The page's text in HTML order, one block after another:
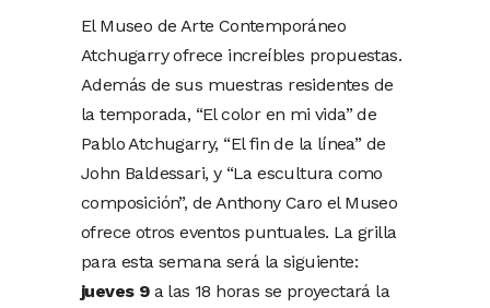
El Museo de Arte Contemporáneo
Atchugarry ofrece increíbles propuestas.
Además de sus muestras residentes de
la temporada, “El color en mi vida” de
Pablo Atchugarry, “El fin de la línea” de
John Baldessari, y “La escultura como
composición”, de Anthony Caro el Museo
ofrece otros eventos puntuales. La grilla
para esta semana será la siguiente:
jueves 9a las 18 horas se proyectará la